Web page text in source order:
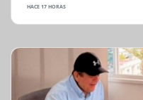
HACE 17 HORAS